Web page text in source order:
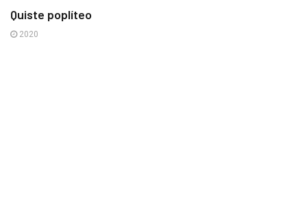
Quiste poplíteo
2020